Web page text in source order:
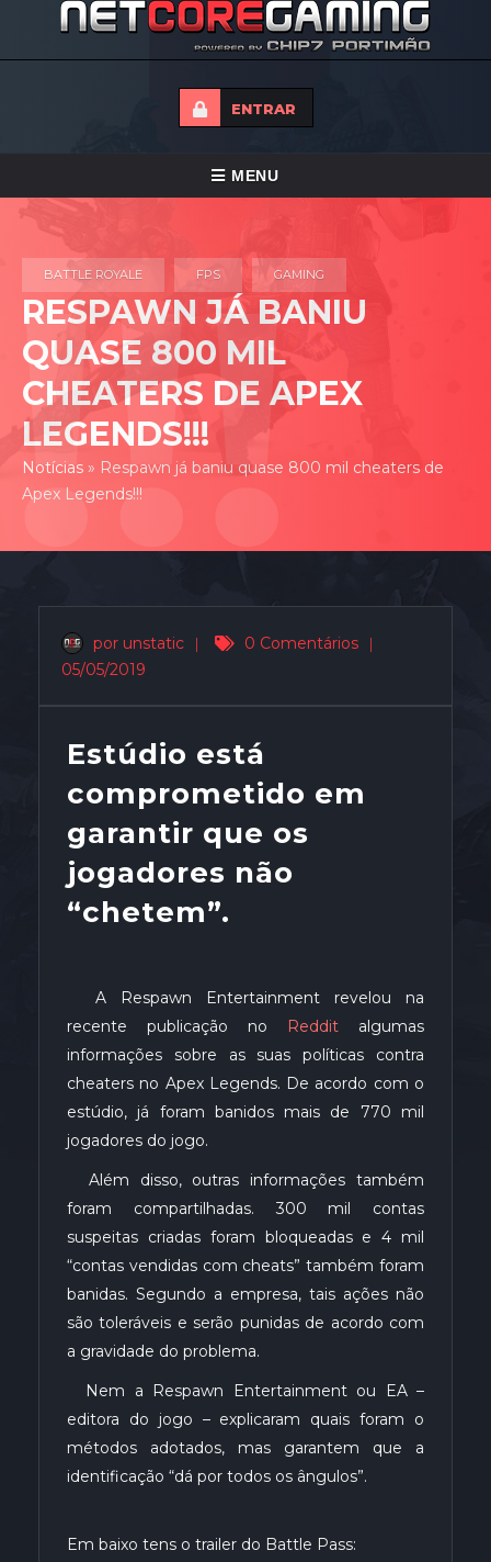
ENTRAR
ALTERNAR
MENU
TORNEIOS
NOTICIAS
FORUMS
CONTACTO
BATTLE ROYALE FPS GAMING
RESPAWN JÁ BANIU
QUASE 800 MIL
CHEATERS DE APEX
LEGENDS!!!
Notícias » Respawn já baniu quase 800 mil cheaters de
Apex Legends!!!
por unstatic | 0 Comentários
|
05/05/2019
Estúdio está
comprometido em
garantir que os
jogadores não
“chetem”.
A Respawn Entertainment revelou na
recente publicação no
Reddit algumas
informações sobre as suas políticas contra
cheaters no Apex Legends. De acordo com o
estúdio, já foram banidos mais de 770 mil
jogadores do jogo.
Além disso, outras informações também
foram compartilhadas. 300 mil contas
suspeitas criadas foram bloqueadas e 4 mil
“contas vendidas com cheats” também foram
banidas. Segundo a empresa, tais ações não
são toleráveis e serão punidas de acordo com
a gravidade do problema.
Nem a Respawn Entertainment ou EA –
editora do jogo – explicaram quais foram o
métodos adotados, mas garantem que a
identificação “dá por todos os ângulos”.
Em baixo tens o trailer do Battle Pass: